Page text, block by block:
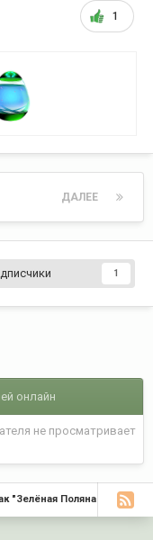
1
ДАЛЕЕ
1
онлайн
не просматривает
"Зелёная Поляна"